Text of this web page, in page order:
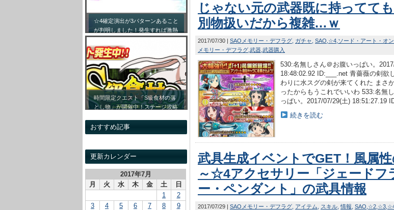
☆4確定演出が3パターンあること
が判明しました！発生すれば激熱
です！！
時間限定クエスト「S級食材の落
とし物」が開催中！ステージ攻略
した！
おすすめ記事
更新カレンダー
2017年7月
月
火 水 木 金 土 日
1
2
3
4 5 6 7 8
9
じゃない元の武器既に持ってて
別物扱いだから複雑…ｗ
2017/07/30 SAOメモリー・デフラグ ガチャ SAO ☆4 ソード・アート・オ
メモリー・デフラグ 武器 武器購入
530:名無しさん＠お腹いっぱい。
18:48:02.92 ID:___.net 青薔薇の剣欲
わりに水スグの剣が来てくれた まさ
ったからもうこれでいいわ 533:名無
っぱい。2017/07/29(土) 18:51:27.19
続きを読む
武具生成イベントでGET！風属
～☆4アクセサリー「ジェードフ
ー・ペンダント」の武具情報
2017/07/29 SAOメモリー・デフラグ アイテム スキル 情報 SAO ☆2 ☆3